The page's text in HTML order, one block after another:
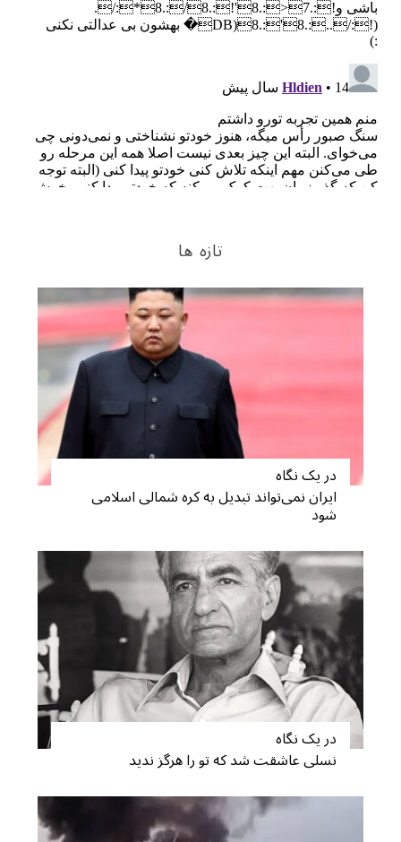
تازه ها
در یک نگاه
ایران نمی‌تواند تبدیل به کره شمالی اسلامی
شود
در یک نگاه
نسلی عاشقت شد که تو را هرگز ندید